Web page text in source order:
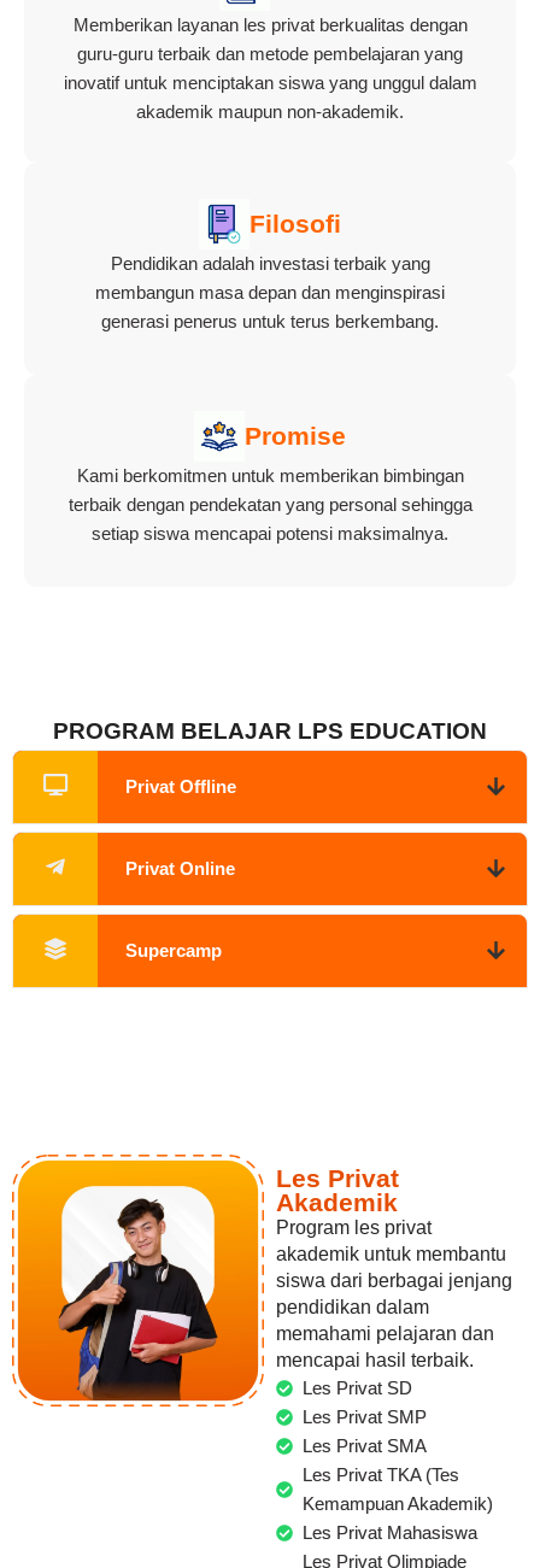
Memberikan layanan les privat berkualitas dengan
guru-guru terbaik dan metode pembelajaran yang
inovatif untuk menciptakan siswa yang unggul dalam
akademik maupun non-akademik.
Filosofi
Pendidikan adalah investasi terbaik yang
membangun masa depan dan menginspirasi
generasi penerus untuk terus berkembang.
Promise
Kami berkomitmen untuk memberikan bimbingan
terbaik dengan pendekatan yang personal sehingga
setiap siswa mencapai potensi maksimalnya.
PROGRAM BELAJAR LPS EDUCATION
Privat Offline
Privat Online
Supercamp
Les Privat
Akademik
Program les privat
akademik untuk membantu
siswa dari berbagai jenjang
pendidikan dalam
memahami pelajaran dan
mencapai hasil terbaik.
Les Privat SD
Les Privat SMP
Les Privat SMA
Les Privat TKA (Tes
Kemampuan Akademik)
Les Privat Mahasiswa
Les Privat Olimpiade